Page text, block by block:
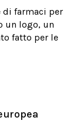
di farmaci per
un logo, un
fatto per le